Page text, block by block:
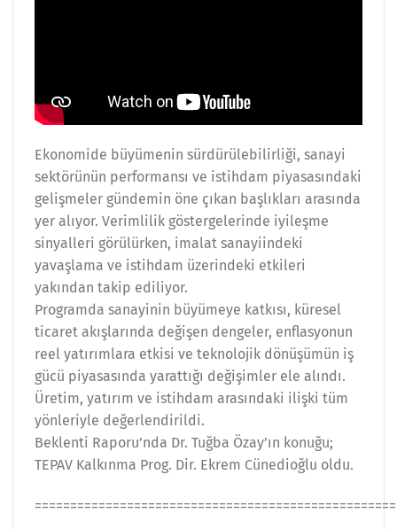
Ekonomide büyümenin sürdürülebilirliği, sanayi
sektörünün performansı ve istihdam piyasasındaki
gelişmeler gündemin öne çıkan başlıkları arasında
yer alıyor. Verimlilik göstergelerinde iyileşme
sinyalleri görülürken, imalat sanayiindeki
yavaşlama ve istihdam üzerindeki etkileri
yakından takip ediliyor.
Programda sanayinin büyümeye katkısı, küresel
ticaret akışlarında değişen dengeler, enflasyonun
reel yatırımlara etkisi ve teknolojik dönüşümün iş
gücü piyasasında yarattığı değişimler ele alındı.
Üretim, yatırım ve istihdam arasındaki ilişki tüm
yönleriyle değerlendirildi.
Beklenti Raporu’nda Dr. Tuğba Özay’ın konuğu;
TEPAV Kalkınma Prog. Dir. Ekrem Cünedioğlu oldu.